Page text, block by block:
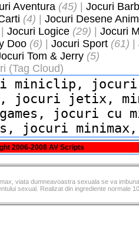
Aventura (45)
Jocuri
(4)
Jocuri Desene
Jocuri Logice (29)
Jocuri
Doo (6) Jocuri Sport (61)
Tom & Jerry (5)
(Tag Cloud)
2006-2008 AV Scripts
viata dumneavoastra sexuala se va
sexual. Realizat din ingrediente normale